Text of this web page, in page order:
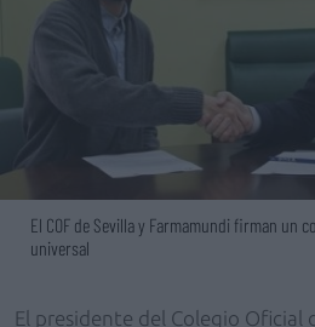
El COF de Sevilla y Farmamundi firman un
universal
El presidente del Colegio Oficial